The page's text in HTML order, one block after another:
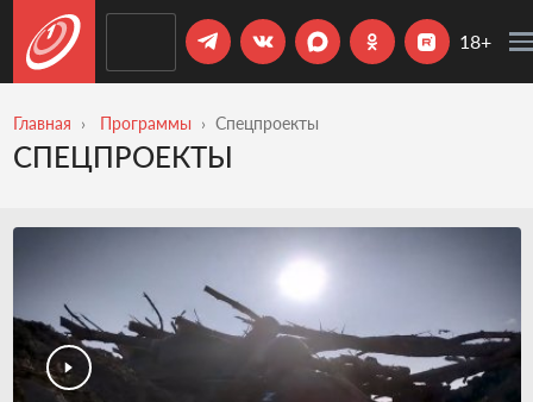
18+
Главная Программы Спецпроекты
СПЕЦПРОЕКТЫ